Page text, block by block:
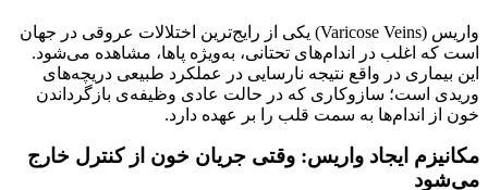
واریس (Varicose Veins) یکی از رایج‌ترین اختلالات عروقی در جهان
است که اغلب در اندام‌های تحتانی، به‌ویژه پاها، مشاهده می‌شود.
این بیماری در واقع نتیجه نارسایی در عملکرد طبیعی دریچه‌های
وریدی است؛ سازوکاری که در حالت عادی وظیفه‌ی بازگرداندن
خون از اندام‌ها به سمت قلب را بر عهده دارد.
مکانیزم ایجاد واریس: وقتی جریان خون از کنترل خارج
می‌شود